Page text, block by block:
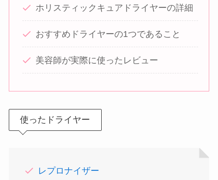
ホリスティックキュアドライヤーの詳細
おすすめドライヤーの1つであること
美容師が実際に使ったレビュー
使ったドライヤー
レプロナイザー